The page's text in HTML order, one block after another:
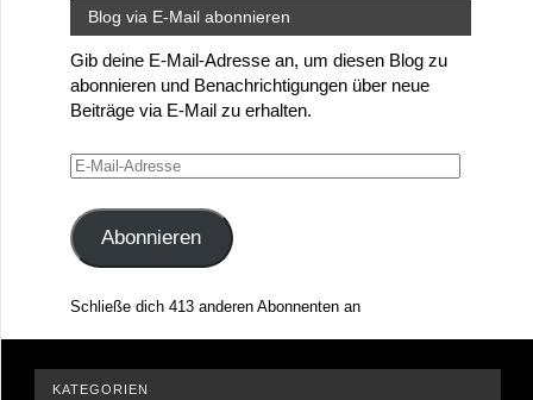
Blog via E-Mail abonnieren
Gib deine E-Mail-Adresse an, um diesen Blog zu
abonnieren und Benachrichtigungen über neue
Beiträge via E-Mail zu erhalten.
E-
Adresse
Abonnieren
Schließe dich 413 anderen Abonnenten an
KATEGORIEN